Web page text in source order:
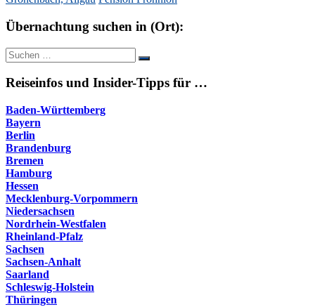
Übernachtung suchen in (Ort):
Suche
nach:
Suchen
Reiseinfos und Insider-Tipps für …
Baden-Württemberg
Bayern
Berlin
Brandenburg
Bremen
Hamburg
Hessen
Mecklenburg-Vorpommern
Niedersachsen
Nordrhein-Westfalen
Rheinland-Pfalz
Sachsen
Sachsen-Anhalt
Saarland
Schleswig-Holstein
Thüringen